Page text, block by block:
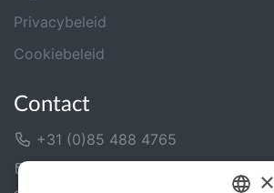
Privacybeleid
Cookiebeleid
Contact
+31 (0)85 488 4765
×